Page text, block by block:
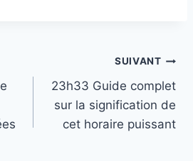
SUIVANT
23h33 Guide complet
sur la signification de
cet horaire puissant